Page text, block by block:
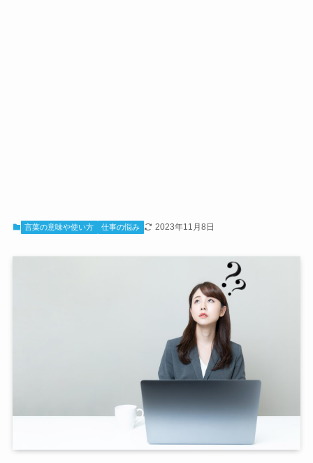
言葉の意味や使い方 仕事の悩み 2023年11月8日